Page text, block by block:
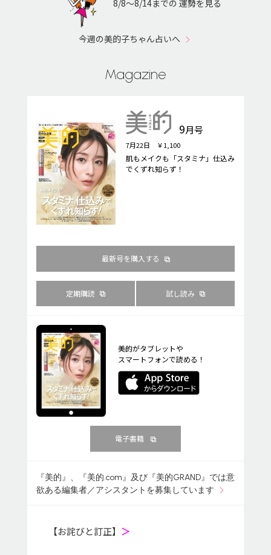
8/8〜8/14までの 運勢を見る
今週の美的子ちゃん占いへ
Magazine
9月号
7月22日 ￥1,100
肌もメイクも「スタミナ」仕込み
でくずれ知らず！
最新号を購入する
定期購読 試し読み
美的がタブレットや
スマートフォンで読める！
電子書籍
『美的』、『美的.com』及び『美的GRAND』では意
欲ある編集者／アシスタントを募集しています
【お詫びと訂正】 ＞